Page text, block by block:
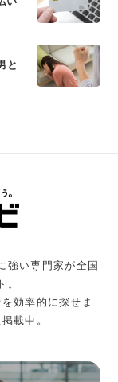
と
強い専門家が全国
。
効率的に探せま
載中。